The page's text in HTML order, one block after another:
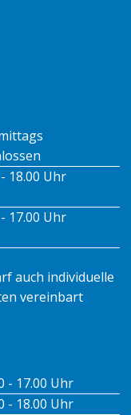
18.00 Uhr
17.00 Uhr
auch individuelle
vereinbart
- 17.00 Uhr
- 18.00 Uhr